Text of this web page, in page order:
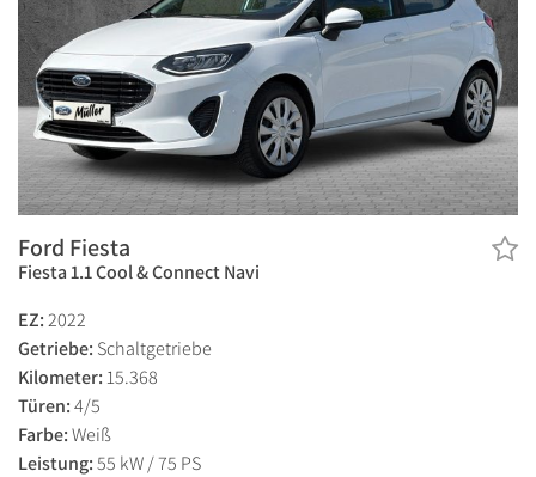
Ford Fiesta
Fiesta 1.1 Cool & Connect Navi
EZ:2022
Getriebe: Schaltgetriebe
Kilometer: 15.368
Türen:4/5
Farbe:Weiß
Leistung:55 kW / 75 PS